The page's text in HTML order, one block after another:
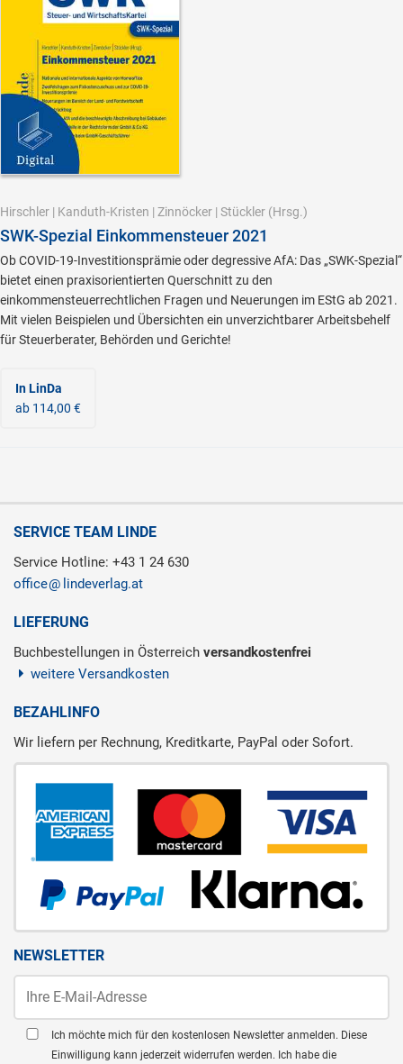
Hirschler | Kanduth-Kristen | Zinnöcker | Stückler (Hrsg.)
SWK-Spezial Einkommensteuer 2021
Ob COVID-19-Investitionsprämie oder degressive AfA: Das „SWK-Spezial“
bietet einen praxisorientierten Querschnitt zu den
einkommensteuerrechtlichen Fragen und Neuerungen im EStG ab 2021.
Mit vielen Beispielen und Übersichten ein unverzichtbarer Arbeitsbehelf
für Steuerberater, Behörden und Gerichte!
In LinDa
ab 114,00 €
SERVICE TEAM LINDE
Service Hotline: +43 1 24 630
office
lindeverlag.at
LIEFERUNG
Buchbestellungen in Österreich versandkostenfrei
weitere Versandkosten
BEZAHLINFO
Wir liefern per Rechnung, Kreditkarte, PayPal oder Sofort.
NEWSLETTER
Ich möchte mich für den kostenlosen Newsletter anmelden. Diese
Einwilligung kann jederzeit widerrufen werden. Ich habe die